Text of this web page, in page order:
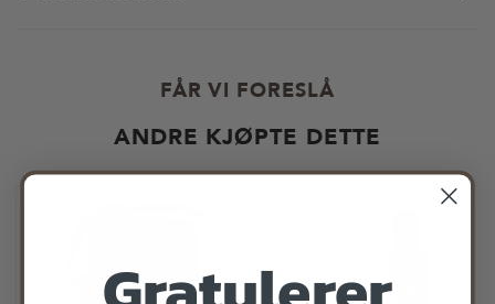
FÅR VI FORESLÅ
ANDRE KJØPTE DETTE